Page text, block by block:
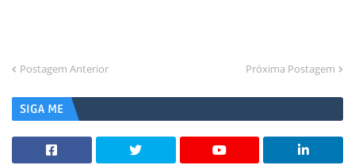
Postagem Anterior Próxima Postagem
SIGA ME